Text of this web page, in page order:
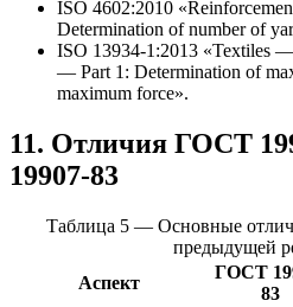
ISO 4602:2010
Determination of number of
ISO 13934-1:2013 «Textiles
— Part 1: Determination of
maximum force».
11. Отличия ГОСТ
19907-83
Таблица 5 — Основные
предыдущей
Аспект
ГОСТ
83